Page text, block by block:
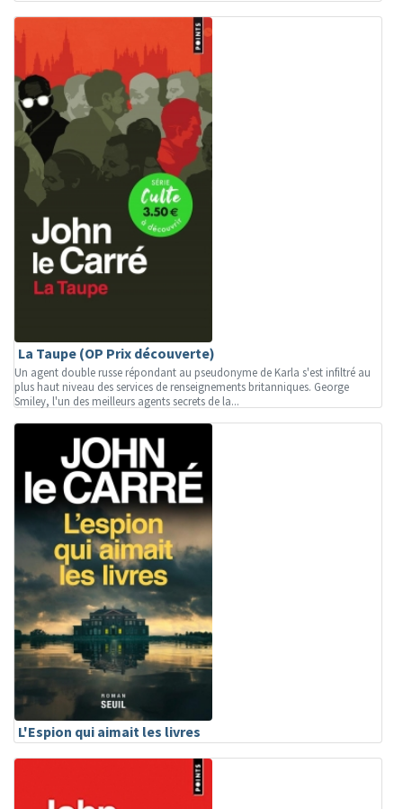
La Taupe (OP Prix découverte)
Un agent double russe répondant au pseudonyme de Karla s'est infiltré au
plus haut niveau des services de renseignements britanniques. George
Smiley, l'un des meilleurs agents secrets de la...
L'Espion qui aimait les livres